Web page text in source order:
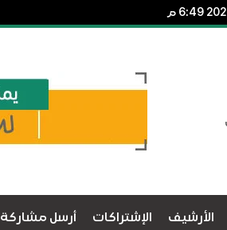
الأرشيف الإشتراكات أرسل مشاركة